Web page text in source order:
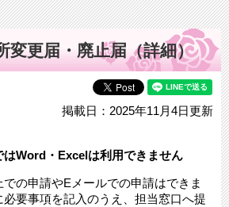
変更届・廃止届（詳細）
掲載日：2025年11月4日更新
はWord・Excelは利用できません
の申請やEメールでの申請はできま
要事項を記入のうえ、担当窓口へ提